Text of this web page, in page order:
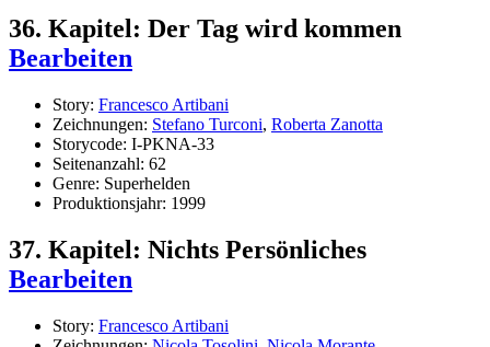
36. Kapitel: Der Tag wird kommen
Bearbeiten
Story: Francesco Artibani
Zeichnungen: Stefano Turconi, Roberta Zanotta
Storycode: I-PKNA-33
Seitenanzahl: 62
Genre: Superhelden
Produktionsjahr: 1999
37. Kapitel: Nichts Persönliches
Bearbeiten
Story: Francesco Artibani